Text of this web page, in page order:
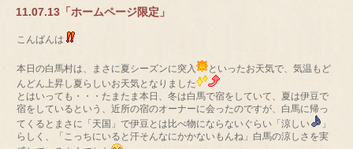
11.07.13「ホームページ限定」
こんばんは
本日の白馬村は、まさに夏シーズンに突入
といったお天気で、気温もど
んどん上昇し夏らしいお天気となりました
とはいっても・・・たまたま本日、冬は白馬で宿をしていて、夏は伊豆で
宿をしているという、近所の宿のオーナーに会ったのですが、白馬に帰っ
てくるとまさに「天国」で伊豆とは比べ物にならないぐらい「涼しい
」
らしく、「こっちにいると汗そんなにかかないもんね」白馬の涼しさを実